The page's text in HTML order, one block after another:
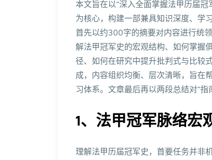
本文旨在以“深入全面掌握法甲历届
为核心，构建一部兼具知识深度、学
首先以约300字的摘要对内容进行统
解法甲冠军史的宏观结构、如何掌握
径、如何在研究中提升批判式与比较
成，内容组织均衡、层次清晰，旨在
习体系。文章最后再以两段总结对“指
1、法甲冠军脉络宏
理解法甲历届冠军史，首要任务并非